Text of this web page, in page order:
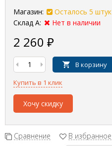
Магазин:
Осталось 5 штук
Склад А:
Нет в наличии
2 260 ₽
В корзину
Купить в 1 клик
Хочу скидку
Сравнение В избранное